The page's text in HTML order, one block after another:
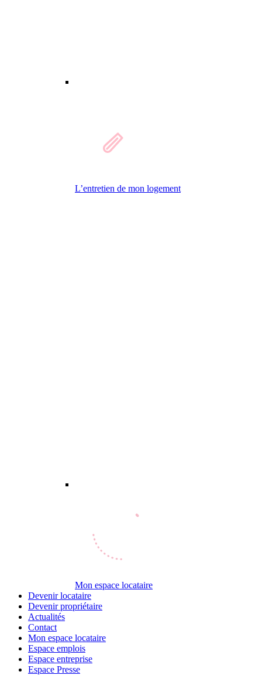
L’entretien de mon logement
Mon espace locataire
Devenir locataire
Devenir propriétaire
Actualités
Contact
Mon espace locataire
Espace emplois
Espace entreprise
Espace Presse